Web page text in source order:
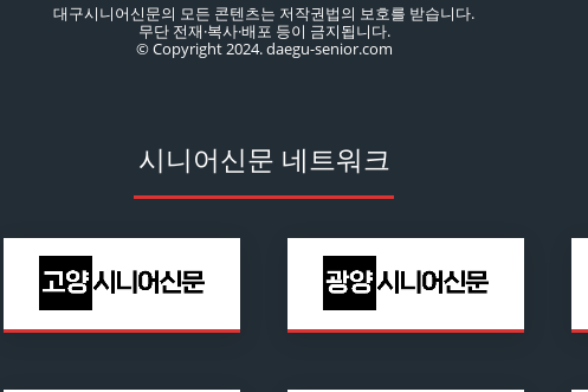
대구시니어신문의 모든 콘텐츠는 저작권법의 보호를 받습니다.
무단 전재·복사·배포 등이 금지됩니다.
© Copyright 2024. daegu-senior.com
시니어신문 네트워크